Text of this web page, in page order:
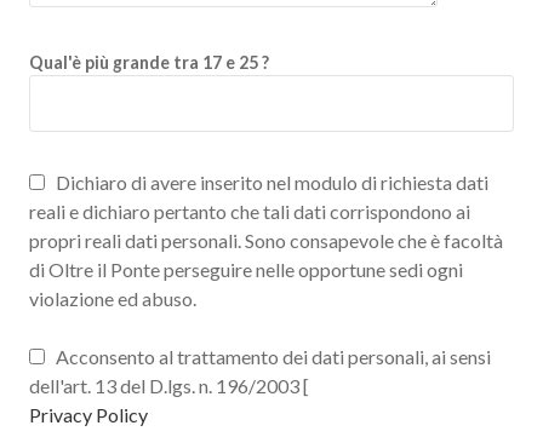
Qual'è più grande tra 17 e 25 ?
Dichiaro di avere inserito nel modulo di richiesta dati
reali e dichiaro pertanto che tali dati corrispondono ai
propri reali dati personali. Sono consapevole che è facoltà
di Oltre il Ponte perseguire nelle opportune sedi ogni
violazione ed abuso.
Acconsento al trattamento dei dati personali, ai sensi
dell'art. 13 del D.lgs. n. 196/2003 [
Privacy Policy